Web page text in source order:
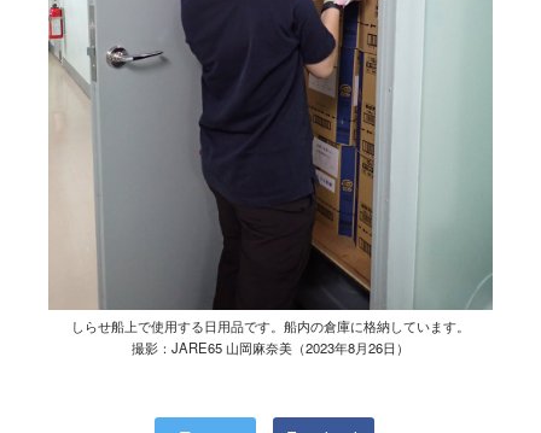
しらせ船上で使用する日用品です。船内の倉庫に格納しています。
撮影：JARE65 山岡麻奈美（2023年8月26日）